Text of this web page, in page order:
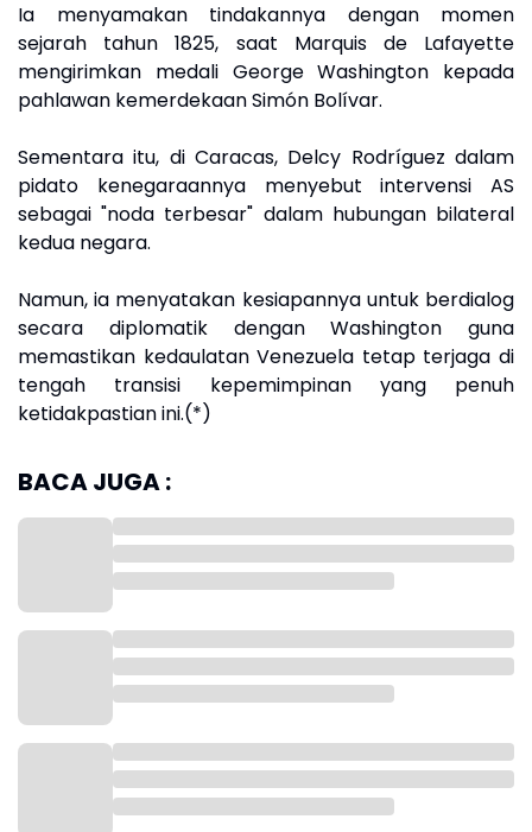
Ia menyamakan tindakannya dengan momen
sejarah tahun 1825, saat Marquis de Lafayette
mengirimkan medali George Washington kepada
pahlawan kemerdekaan Simón Bolívar.
Sementara itu, di Caracas, Delcy Rodríguez dalam
pidato kenegaraannya menyebut intervensi AS
sebagai "noda terbesar" dalam hubungan bilateral
kedua negara.
Namun, ia menyatakan kesiapannya untuk berdialog
secara diplomatik dengan Washington guna
memastikan kedaulatan Venezuela tetap terjaga di
tengah transisi kepemimpinan yang penuh
ketidakpastian ini.(*)
BACA JUGA :